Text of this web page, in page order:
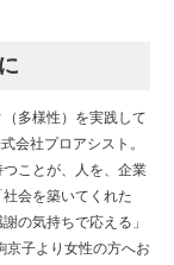
多様性）を実践して
会社プロアシスト。
つことが、人を、企業
社会を築いてくれた
の気持ちで応える」
京子より女性の方へお